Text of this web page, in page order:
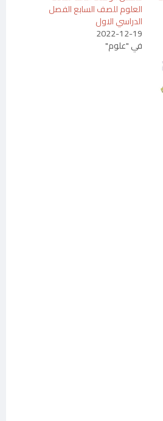
العلوم للصف السابع الفصل
الدراسي الاول
2022-12-19
في "علوم"